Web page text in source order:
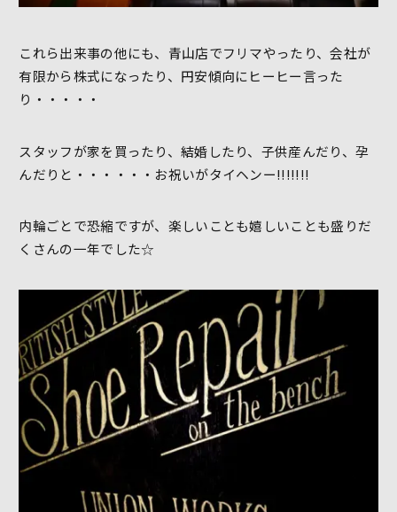
これら出来事の他にも、青山店でフリマやったり、会社が
有限から株式になったり、円安傾向にヒーヒー言った
り・・・・・
スタッフが家を買ったり、結婚したり、子供産んだり、孕
んだりと・・・・・・お祝いがタイヘンー!!!!!!!
内輪ごとで恐縮ですが、楽しいことも嬉しいことも盛りだ
くさんの一年でした☆